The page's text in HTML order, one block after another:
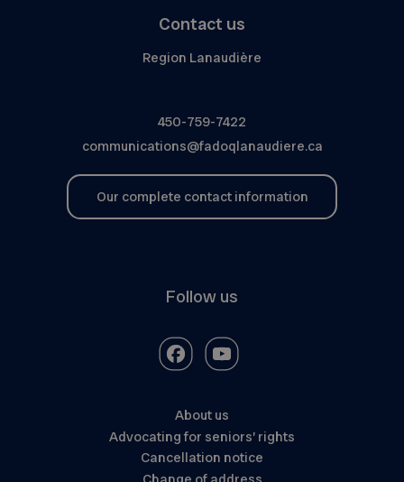
Contact us
Region Lanaudière
450-759-7422
communications@fadoqlanaudiere.ca
Our complete contact information
Follow us
About us
Advocating for seniors’ rights
Cancellation notice